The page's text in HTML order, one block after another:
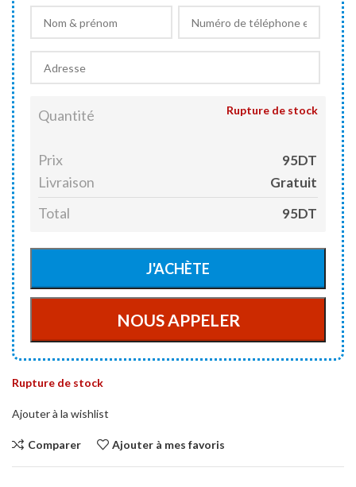
Quantité Rupture de stock
Prix 95DT
Livraison Gratuit
Total 95DT
Rupture de stock
Ajouter à la wishlist
Comparer Ajouter à mes favoris